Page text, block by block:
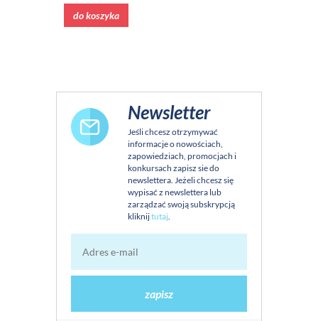
do koszyka
Newsletter
Jeśli chcesz otrzymywać
informacje o nowościach,
zapowiedziach, promocjach i
konkursach zapisz sie do
newslettera. Jeżeli chcesz się
wypisać z newslettera lub
zarządzać swoją subskrypcją
kliknijtutaj.
zapisz